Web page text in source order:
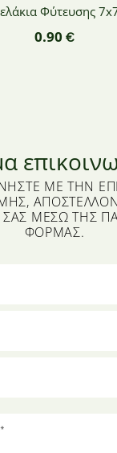
Φύτευσης
0.90 €
ΜΕ ΤΗΝ
ΜΈΣΩ ΤΗΣ
ΦΌΡΜΑΣ.